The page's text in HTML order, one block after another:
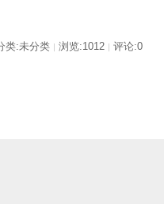
类:未分类 | 浏览:1012 | 评论:0